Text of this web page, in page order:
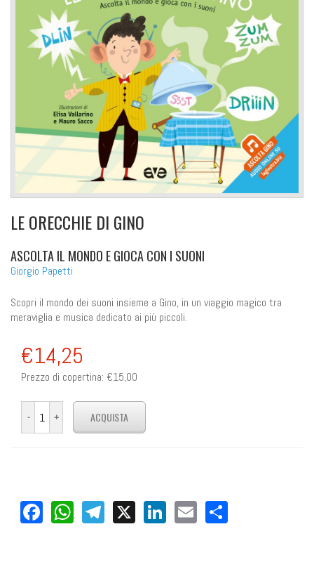
LE ORECCHIE DI GINO
ASCOLTA IL MONDO E GIOCA CON I SUONI
Giorgio Papetti
Scopri il mondo dei suoni insieme a Gino, in un viaggio magico tra
meraviglia e musica dedicato ai più piccoli.
€14,25
Prezzo di copertina: €15,00
Facebook
WhatsApp
Telegram
X LinkedIn
Email